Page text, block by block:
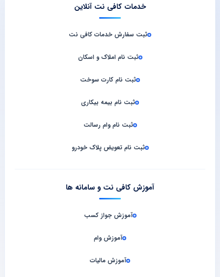
خدمات کافی نت آنلاین
ثبت سفارش خدمات کافی‌ نت
ثبت نام املاک و اسکان
ثبت نام کارت سوخت
ثبت نام بیمه بیکاری
ثبت نام وام رسالت
ثبت نام تعویض پلاک خودرو
آموزش کافی نت و سامانه‌ ها
آموزش جواز کسب
آموزش وام
آموزش مالیات